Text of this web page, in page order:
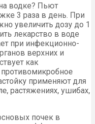
водке? Пьют
3 раза в день. При
увеличить дозу до 1
лекарство в воде
при инфекционно-
верхних и
как
применяют для
растяжениях, ушибах,
почек в